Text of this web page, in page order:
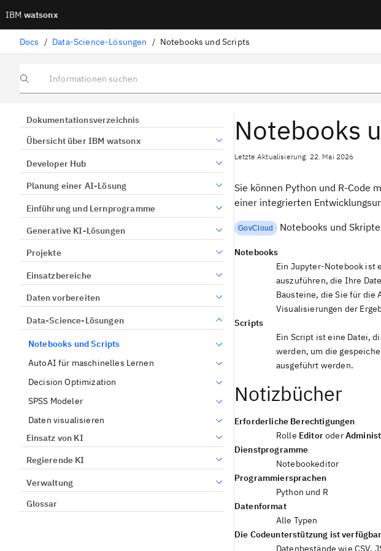
IBM watsonx
Docs / Data-Science-Lösungen / Notebooks und Scripts
Informationen suchen
Dokumentationsverzeichnis
Übersicht über IBM watsonx
Developer Hub
Planung einer AI-Lösung
Einführung und Lernprogramme
Generative KI-Lösungen
Projekte
Einsatzbereiche
Daten vorbereiten
Data-Science-Lösungen
Notebooks und Scripts
AutoAI für maschinelles Lernen
Decision Optimization
SPSS Modeler
Daten visualisieren
Einsatz von KI
Regierende KI
Verwaltung
Glossar
Notebooks
Letzte Aktualisierung: 22. Mai 2026
Sie können Python und R-Code
einer integrierten
GovCloud Notebooks und
Notebooks
Ein Jupyter-Notebook ist
auszuführen, die Ihre
Bausteine, die Sie für die
Visualisierungen der
Scripts
Ein Script ist eine Datei,
werden, um die
ausgeführt werden.
Notizbücher
Erforderliche Berechtigungen
Rolle Editoroder
Dienstprogramme
Notebookeditor
Programmiersprachen
Python und R
Datenformat
Alle Typen
Die Codeunterstützung ist
Datenbestände wie CSV,